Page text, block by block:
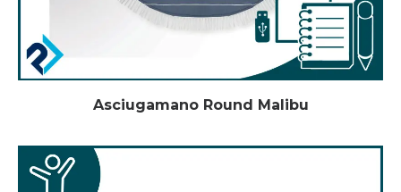
Asciugamano Round Malibu